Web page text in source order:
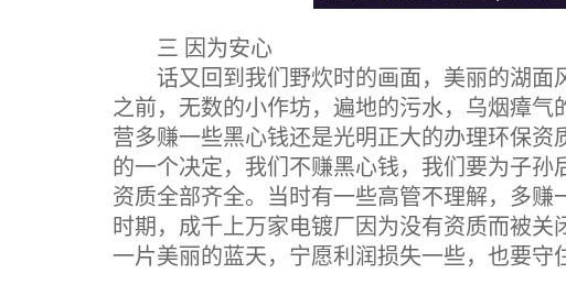
三 因为安心
话又回到我们野炊时的画面，美丽的湖面
之前，无数的小作坊，遍地的污水，乌烟瘴气
营多赚一些黑心钱还是光明正大的办理环保
的一个决定，我们不赚黑心钱，我们要为子
资质全部齐全。当时有一些高管不理解，多
时期，成千上万家电镀厂因为没有资质而被
一片美丽的蓝天，宁愿利润损失一些，也要守